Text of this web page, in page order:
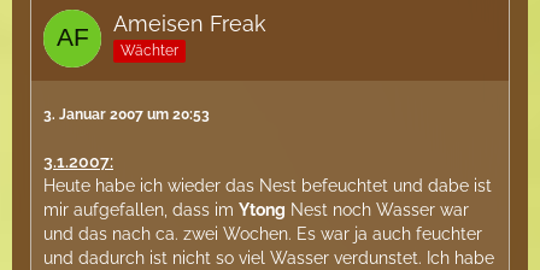
Ameisen Freak
Wächter
3. Januar 2007 um 20:53
3.1.2007:
Heute habe ich wieder das Nest befeuchtet und dabe ist
mir aufgefallen, dass im Ytong Nest noch Wasser war
und das nach ca. zwei Wochen. Es war ja auch feuchter
und dadurch ist nicht so viel Wasser verdunstet. Ich habe